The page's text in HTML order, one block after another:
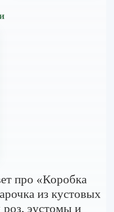
про «Коробка
из кустовых
эустомы и